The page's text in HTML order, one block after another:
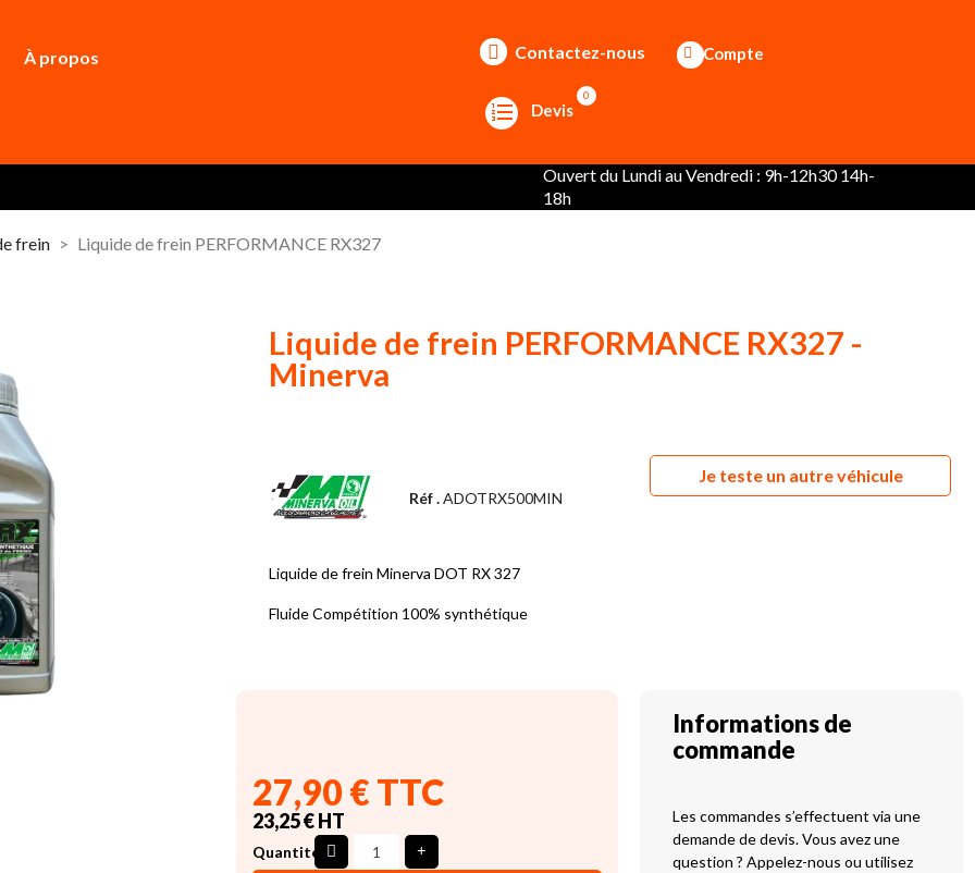
À propos Contactez-nous Compte
Devis
0
Ouvert du Lundi au Vendredi : 9h-12h30 14h-
18h
frein Liquide de frein PERFORMANCE RX327
Liquide de frein PERFORMANCE RX327 -
Minerva
Réf .ADOTRX500MIN
Liquide de frein Minerva DOT RX 327
Fluide Compétition 100% synthétique
Je teste un autre véhicule
27,90 € TTC
23,25 € HT
Quantité
Informations de
commande
Les commandes s’effectuent via une
demande de devis. Vous avez une
question ? Appelez-nous ou utilisez